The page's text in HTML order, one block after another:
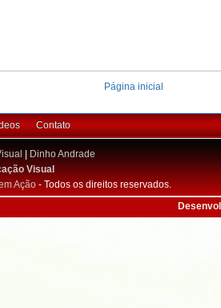
Página inicial
Contato
| Dinho Andrade
Visual
Ação - Todos os direitos reservados.